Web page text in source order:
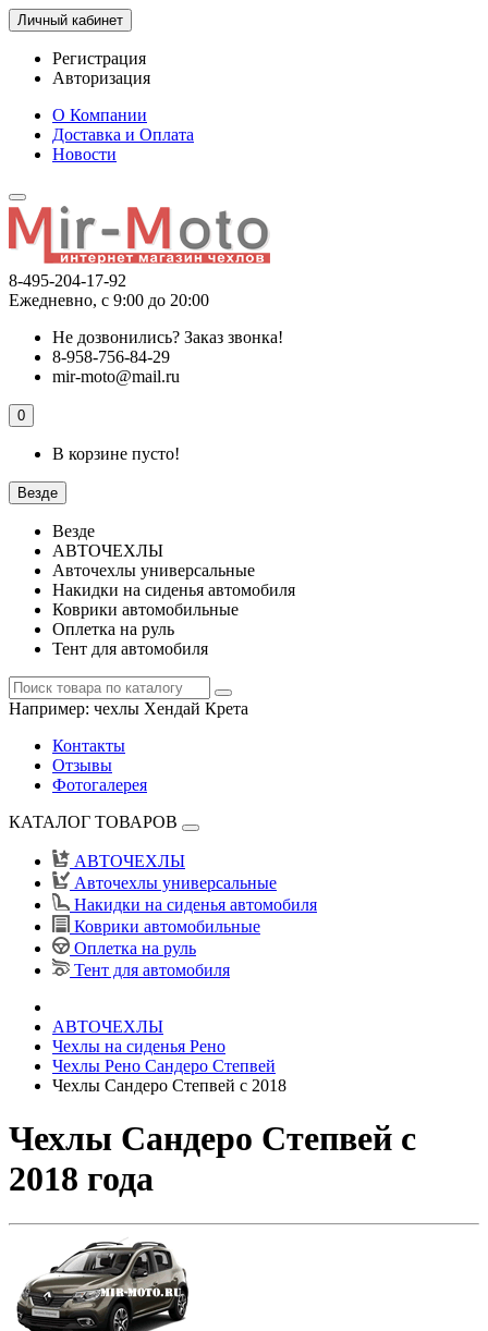
Личный кабинет
Регистрация
Авторизация
О Компании
Доставка и Оплата
Новости
8-495-204-17-92
Ежедневно, с 9:00 до 20:00
Не дозвонились? Заказ звонка!
8-958-756-84-29
mir-moto@mail.ru
0
В корзине пусто!
Везде
Везде
АВТОЧЕХЛЫ
Авточехлы универсальные
Накидки на сиденья автомобиля
Коврики автомобильные
Оплетка на руль
Тент для автомобиля
Например: чехлы Хендай Крета
Контакты
Отзывы
Фотогалерея
КАТАЛОГ ТОВАРОВ
АВТОЧЕХЛЫ
Авточехлы универсальные
Накидки на сиденья автомобиля
Коврики автомобильные
Оплетка на руль
Тент для автомобиля
АВТОЧЕХЛЫ
Чехлы на сиденья Рено
Чехлы Рено Сандеро Степвей
Чехлы Сандеро Степвей с 2018
Чехлы Сандеро Степвей с
2018 года